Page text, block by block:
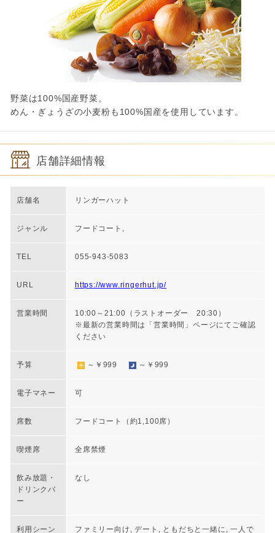
野菜は100%国産野菜。
めん・ぎょうざの小麦粉も100%国産を使用しています。
店舗詳細情報
店舗名 リンガーハット
ジャンル フードコート,
TEL 055-943-5083
URL https://www.ringerhut.jp/
営業時間
10:00～21:00（ラストオーダー 20:30）
※最新の営業時間は「営業時間」ページにてご確認
ください
予算 ～￥999 ～￥999
電子マネー 可
席数 フードコート（約1,100席）
喫煙席 全席禁煙
飲み放題・
ドリンクバ
ー
なし
利用シーン ファミリー向け, デート, ともだちと一緒に, 一人で